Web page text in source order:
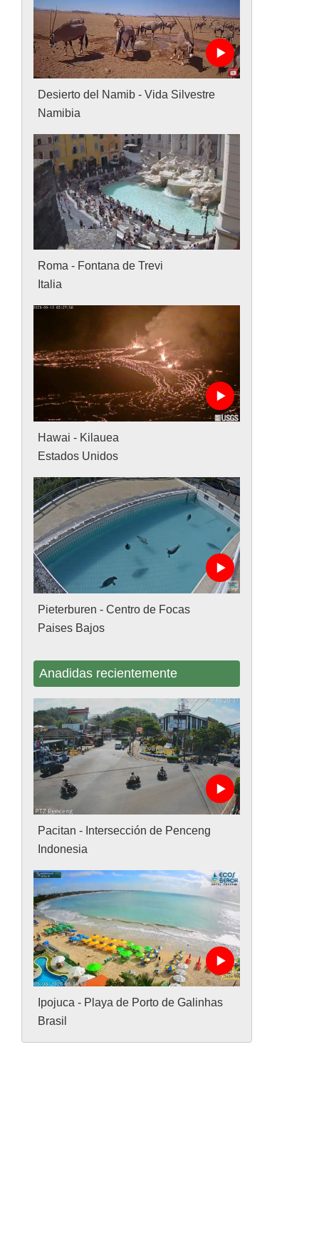
Desierto del Namib - Vida Silvestre
Namibia
Roma - Fontana de Trevi
Italia
Hawai - Kilauea
Estados Unidos
Pieterburen - Centro de Focas
Paises Bajos
Anadidas recientemente
Pacitan - Intersección de Penceng
Indonesia
Ipojuca - Playa de Porto de Galinhas
Brasil